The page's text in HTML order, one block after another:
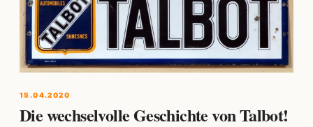
15.04.2020
Die wechselvolle Geschichte von Talbot!